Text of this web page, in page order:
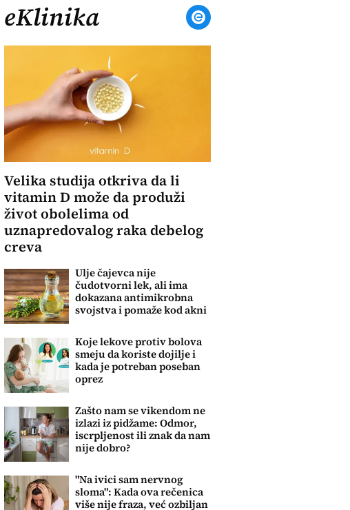
eKlinika
Velika studija otkriva da li
vitamin D može da produži
život obolelima od
uznapredovalog raka debelog
creva
Ulje čajevca nije
čudotvorni lek, ali ima
dokazana antimikrobna
svojstva i pomaže kod akni
Koje lekove protiv bolova
smeju da koriste dojilje i
kada je potreban poseban
oprez
Zašto nam se vikendom ne
izlazi iz pidžame: Odmor,
iscrpljenost ili znak da nam
nije dobro?
"Na ivici sam nervnog
sloma": Kada ova rečenica
više nije fraza, već ozbiljan